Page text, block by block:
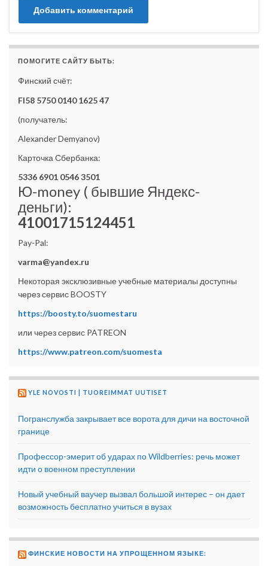
ПОМОГИТЕ САЙТУ БЫТЬ:
Финский счёт:
FI58 5750 0140 1625 47
(получатель:
Alexander Demyanov)
Карточка Сбербанка:
5336 6901 0546 3501
Ю-money ( бывшие Яндекс-
деньги):
41001715124451
Pay-Pal:
varma@yandex.ru
Некоторая эксклюзивные учебные материалы доступны
через сервис BOOSTY
https://boosty.to/suomestaru
или через сервис PATREON
https://www.patreon.com/suomesta
YLE NOVOSTI | TUOREIMMAT UUTISET
Погранслужба закрывает все ворота для дичи на восточной
границе
Профессор-эмерит об ударах по Wildberries: речь может
идти о военном преступлении
Новый учебный ваучер вызвал большой интерес – он дает
возможность бесплатно учиться в вузах
ФИНСКИЕ НОВОСТИ НА УПРОЩЕННОМ ЯЗЫКЕ: